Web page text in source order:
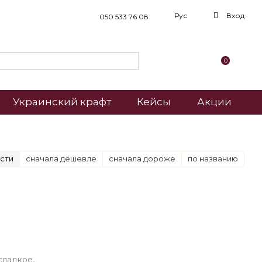
050 533 76 08 Рус Вход
0
Украинский крафт Кейсы Акции
сначала дешевле сначала дороже по названию